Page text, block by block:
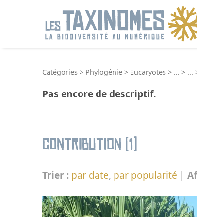
Catégories > Phylogénie > Eucaryotes > ... > ...
Pas encore de descriptif.
Contribution (1)
Trier : par date, par popularité |